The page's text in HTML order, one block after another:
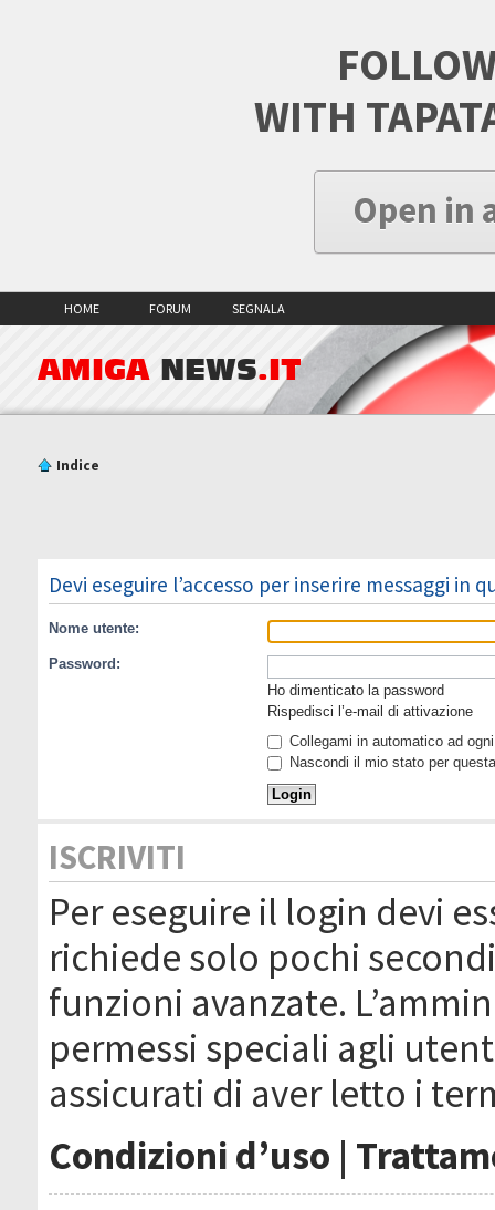
WITH
Open in
HOME FORUM SEGNALA
AMIGA NEWS.IT
Indice
Devi eseguire l’accesso per inserire messaggi in
Nome utente:
Password:
Ho dimenticato la password
Rispedisci l’e-mail di attivazione
Collegami in automatico ad
Nascondi il mio stato per
ISCRIVITI
Per eseguire il login devi
richiede solo pochi
funzioni avanzate.
permessi speciali agli
assicurati di aver letto i
Condizioni d’uso |